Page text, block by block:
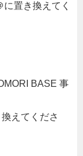
置き換えてく
BASE 事
えてくださ